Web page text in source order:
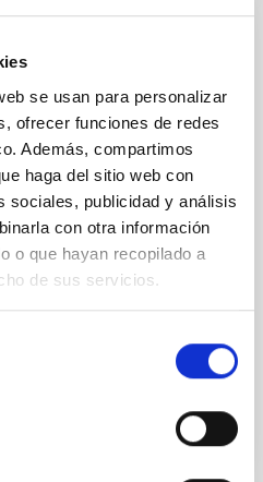
se usan para personalizar
ofrecer funciones de redes
Además, compartimos
haga del sitio web con
sociales, publicidad y análisis
con otra información
o que hayan recopilado a
de sus servicios.
la exo-Tierra más
sin precedentes
el que participan
de Astrofísica de
en España,
Observatorio Europeo
la presencia del planeta
medidas de velocidad
instalado en el
de Chile.